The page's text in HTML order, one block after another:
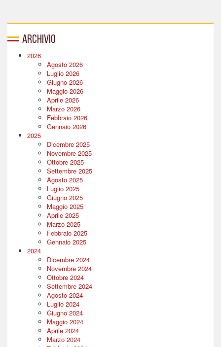
Archivio
2026
Agosto 2026
Luglio 2026
Giugno 2026
Maggio 2026
Aprile 2026
Marzo 2026
Febbraio 2026
Gennaio 2026
2025
Dicembre 2025
Novembre 2025
Ottobre 2025
Settembre 2025
Agosto 2025
Luglio 2025
Giugno 2025
Maggio 2025
Aprile 2025
Marzo 2025
Febbraio 2025
Gennaio 2025
2024
Dicembre 2024
Novembre 2024
Ottobre 2024
Settembre 2024
Agosto 2024
Luglio 2024
Giugno 2024
Maggio 2024
Aprile 2024
Marzo 2024